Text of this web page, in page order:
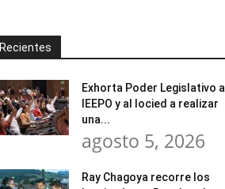
Recientes
Exhorta Poder Legislativo al
IEEPO y al Iocied a realizar
una...
agosto 5, 2026
Ray Chagoya recorre los